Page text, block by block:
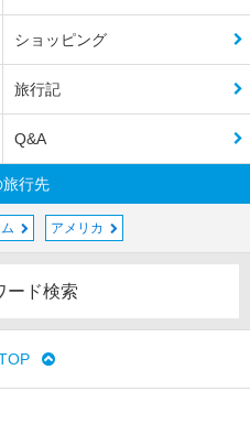
ショッピング
旅行記
Q&A
旅行先
アメリカ
ード検索